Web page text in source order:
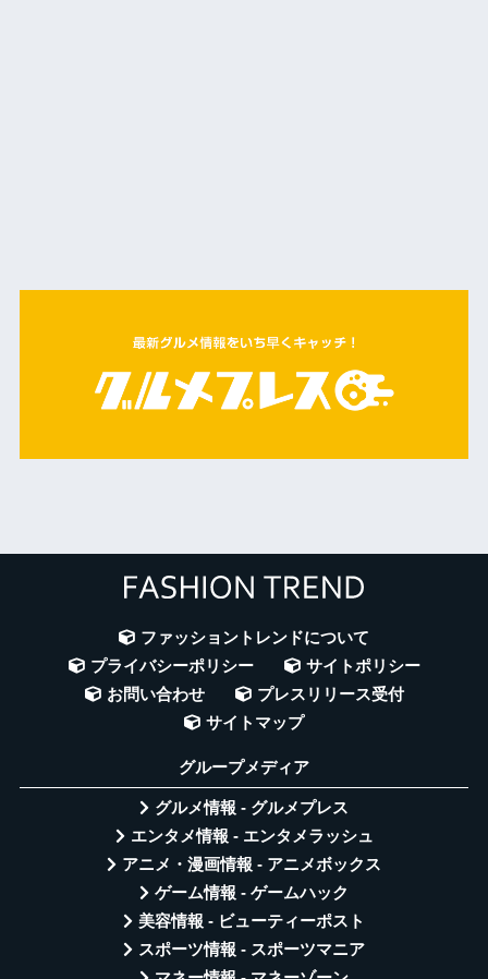
ファッショントレンドについて
プライバシーポリシー
サイトポリシー
お問い合わせ
プレスリリース受付
サイトマップ
グループメディア
グルメ情報 - グルメプレス
エンタメ情報 - エンタメラッシュ
アニメ・漫画情報 - アニメボックス
ゲーム情報 - ゲームハック
美容情報 - ビューティーポスト
スポーツ情報 - スポーツマニア